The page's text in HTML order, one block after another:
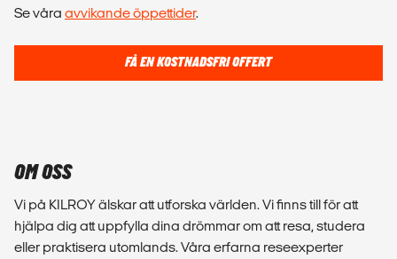
Se våra avvikande öppettider.
FÅ EN KOSTNADSFRI OFFERT
OM OSS
Vi på KILROY älskar att utforska världen. Vi finns till för att
hjälpa dig att uppfylla dina drömmar om att resa, studera
eller praktisera utomlands. Våra erfarna reseexperter